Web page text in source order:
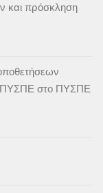
και πρόσκληση
ΠΥΣΠΕ στο ΠΥΣΠΕ